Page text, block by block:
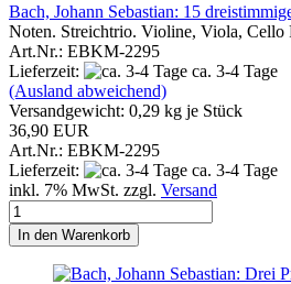
Bach, Johann Sebastian: 15
Noten. Streichtrio. Violine, Viola, Cello
Art.Nr.: EBKM-2295
Lieferzeit:
ca. 3-4 Tage
(Ausland abweichend)
Versandgewicht: 0,29 kg je Stück
36,90 EUR
Art.Nr.: EBKM-2295
Lieferzeit:
ca. 3-4 Tage
inkl. 7% MwSt. zzgl. Versand
In den Warenkorb